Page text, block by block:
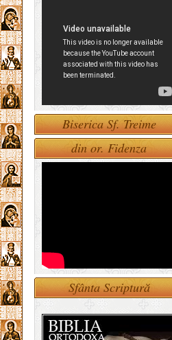
Biserica Sf. Treime
din or. Fidenza
Sfânta Scriptură